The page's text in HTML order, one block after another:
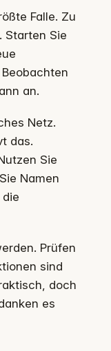
Falle. Zu
Starten Sie
an.
Netz.
das.
Sie
Namen
Prüfen
sind
doch
es